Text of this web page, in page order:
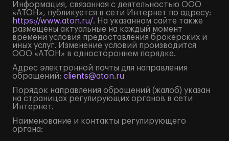
Информация, связанная с деятельностью ООО
«АТОН», публикуется в сети Интернет по адресу:
https://www.aton.ru/. На указанном сайте также
размещены актуальные на каждый момент
времени условия предоставления брокерских и
иных услуг. Изменение условий производится
ООО «АТОН» в одностороннем порядке.
Адрес электронной почты для направления
обращений: clients@aton.ru
Порядок направления обращений (жалоб) указан
на страницах регулирующих органов в сети
Интернет.
Наименование и контакты регулирующего
органа: